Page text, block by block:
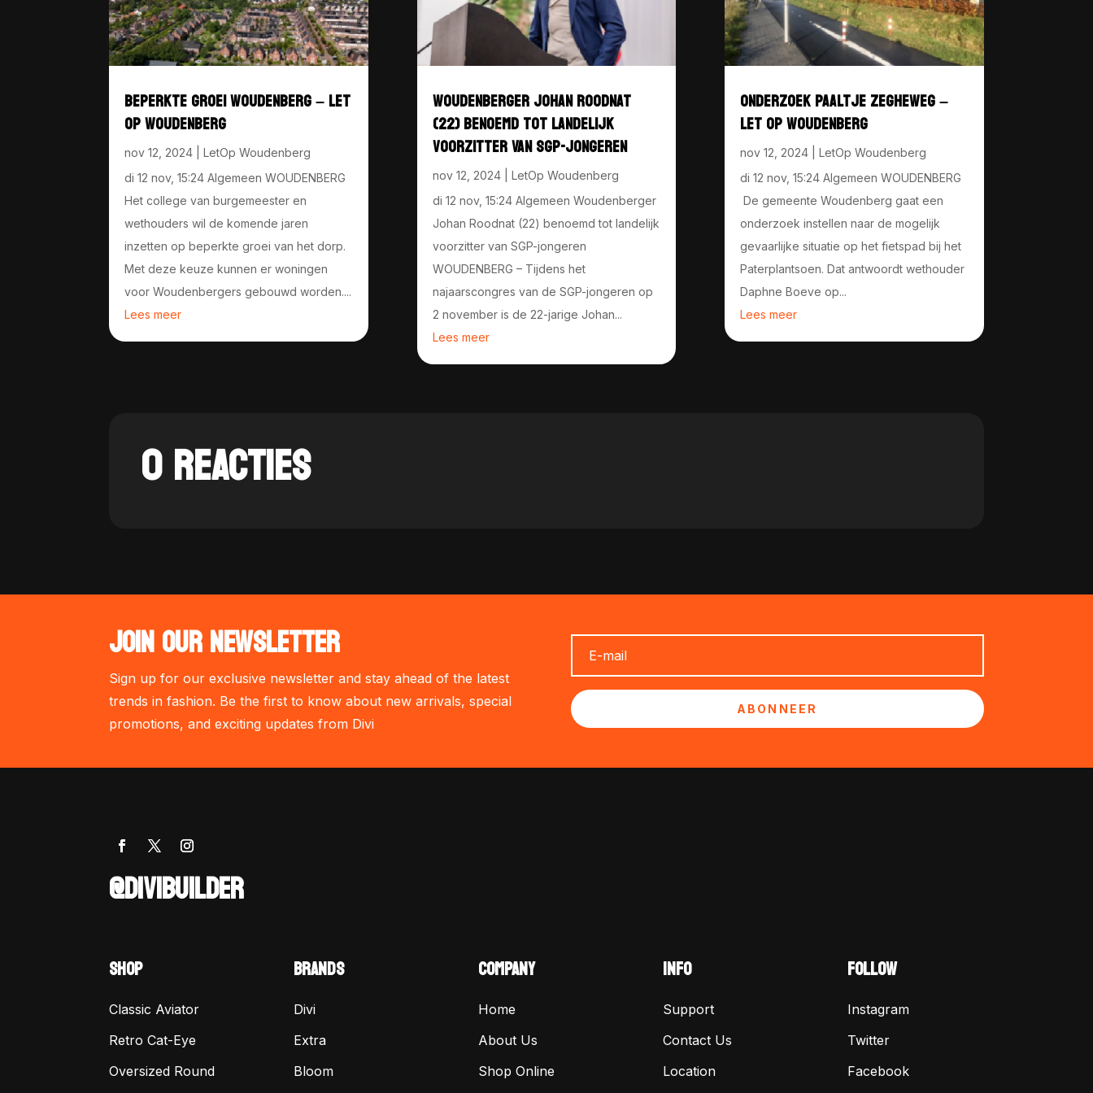
BEPERKTE GROEI WOUDENBERG – LET
OP WOUDENBERG
nov 12, 2024 |LetOp Woudenberg
di 12 nov, 15:24 Algemeen WOUDENBERG
Het college van burgemeester en
wethouders wil de komende jaren
inzetten op beperkte groei van het dorp.
Met deze keuze kunnen er woningen
voor Woudenbergers gebouwd worden....
Lees meer
WOUDENBERGER JOHAN ROODNAT
(22) BENOEMD TOT LANDELIJK
VOORZITTER VAN SGP-JONGEREN
nov 12, 2024| LetOp Woudenberg
di 12 nov, 15:24 Algemeen Woudenberger
Johan Roodnat (22) benoemd tot landelijk
voorzitter van SGP-jongeren
WOUDENBERG – Tijdens het
najaarscongres van de SGP-jongeren op
2 november is de 22-jarige Johan...
Lees meer
ONDERZOEK PAALTJE ZEGHEWEG –
LET OP WOUDENBERG
nov 12, 2024| LetOp Woudenberg
di 12 nov, 15:24 Algemeen WOUDENBERG
De gemeente Woudenberg gaat een
onderzoek instellen naar de mogelijk
gevaarlijke situatie op het fietspad bij het
Paterplantsoen. Dat antwoordt wethouder
Daphne Boeve op...
Lees meer
0 REACTIES
JOIN OUR NEWSLETTER
Sign up for our exclusive newsletter and stay ahead of the latest
trends in fashion. Be the first to know about new arrivals, special
promotions, and exciting updates from Divi
ABONNEER
@DIVIBUILDER
SHOP
Classic Aviator
Retro Cat-Eye
Oversized Round
BRANDS
Divi
Extra
Bloom
COMPANY
Home
About Us
Shop Online
INFO
Support
Contact Us
Location
FOLLOW
Instagram
Twitter
Facebook